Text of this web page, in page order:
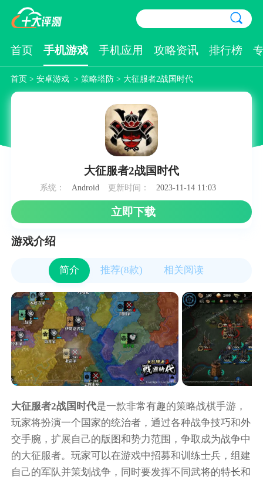
首页 手机游戏 手机应用 攻略资讯 排行榜
首页> 安卓游戏 > 策略塔防> 大征服者2战国时代
大征服者2战国时代
系统： Android 更新时间： 2023-11-14 11:03
立即下载
游戏介绍
简介 推荐(8款) 相关阅读
大征服者2战国时代是一款非常有趣的策略战棋手游，
玩家将扮演一个国家的统治者，通过各种战争技巧和外
交手腕，扩展自己的版图和势力范围，争取成为战争中
的大征服者。玩家可以在游戏中招募和训练士兵，组建
自己的军队并策划战争，同时要发挥不同武将的特长和